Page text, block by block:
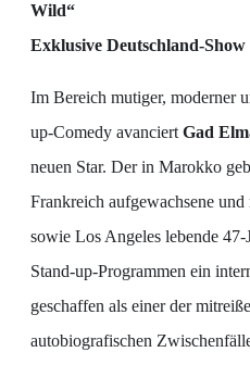
Wild“
Exklusive Deutschland-
Im Bereich mutiger, moderner
up-Comedy avanciert Gad
neuen Star. Der in Marokko
Frankreich aufgewachsene
sowie Los Angeles lebende
Stand-up-Programmen ein
geschaffen als einer der
autobiografischen